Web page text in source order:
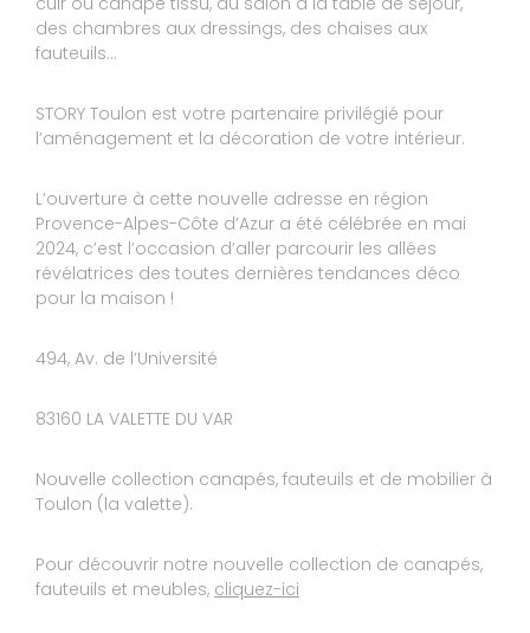
VALETTE
Publié le 22/03/2023
Avis Guest Suite
8
10
DAROUN
magasin à conseiller
Bonjour Monsieur, Nous vous remercions d'avoir
Nous vous souhaitons d'en profiter
Le 13/03/2023
Publié le 09/03/2023
Avis Guest Suite
des chambres aux dressings, des chaises aux
fauteuils…
STORY Toulon est votre partenaire privilégié pour
l’aménagement et la décoration de votre intérieur.
L’ouverture à cette nouvelle adresse en région
Provence-Alpes-Côte d’Azur a été célébrée en mai
2024, c’est l’occasion d’aller parcourir les allées
révélatrices des toutes dernières tendances déco
pour la maison !
494, Av. de l’Université
83160 LA VALETTE DU VAR
Nouvelle collection canapés, fauteuils et de mobilier à
Toulon (la valette).
Pour découvrir notre nouvelle collection de canapés,
fauteuils et meubles, cliquez-ici